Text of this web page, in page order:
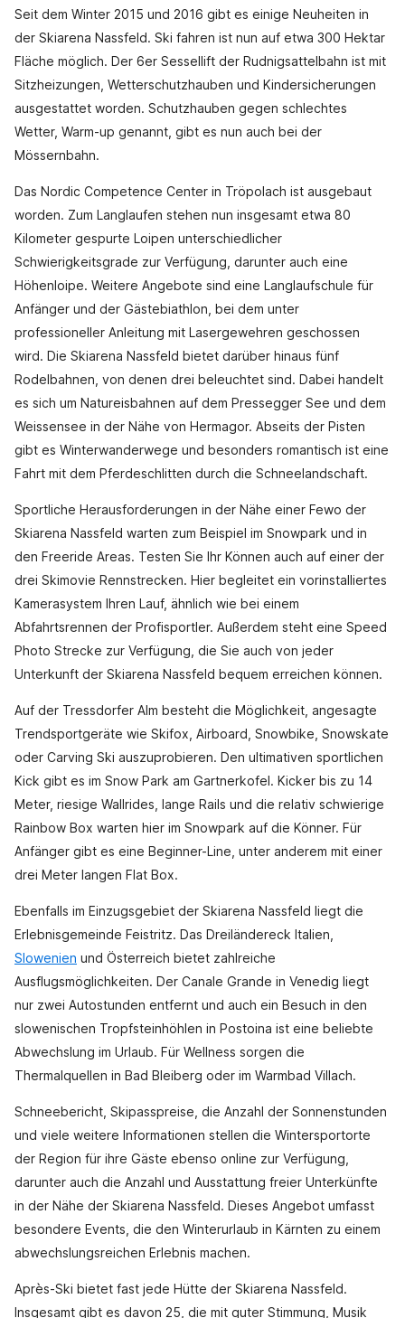
Seit dem Winter 2015 und 2016 gibt es einige Neuheiten in
der Skiarena Nassfeld. Ski fahren ist nun auf etwa 300 Hektar
Fläche möglich. Der 6er Sessellift der Rudnigsattelbahn ist mit
Sitzheizungen, Wetterschutzhauben und Kindersicherungen
ausgestattet worden. Schutzhauben gegen schlechtes
Wetter, Warm-up genannt, gibt es nun auch bei der
Mössernbahn.
Das Nordic Competence Center in Tröpolach ist ausgebaut
worden. Zum Langlaufen stehen nun insgesamt etwa 80
Kilometer gespurte Loipen unterschiedlicher
Schwierigkeitsgrade zur Verfügung, darunter auch eine
Höhenloipe. Weitere Angebote sind eine Langlaufschule für
Anfänger und der Gästebiathlon, bei dem unter
professioneller Anleitung mit Lasergewehren geschossen
wird. Die Skiarena Nassfeld bietet darüber hinaus fünf
Rodelbahnen, von denen drei beleuchtet sind. Dabei handelt
es sich um Natureisbahnen auf dem Pressegger See und dem
Weissensee in der Nähe von Hermagor. Abseits der Pisten
gibt es Winterwanderwege und besonders romantisch ist eine
Fahrt mit dem Pferdeschlitten durch die Schneelandschaft.
Sportliche Herausforderungen in der Nähe einer Fewo der
Skiarena Nassfeld warten zum Beispiel im Snowpark und in
den Freeride Areas. Testen Sie Ihr Können auch auf einer der
drei Skimovie Rennstrecken. Hier begleitet ein vorinstalliertes
Kamerasystem Ihren Lauf, ähnlich wie bei einem
Abfahrtsrennen der Profisportler. Außerdem steht eine Speed
Photo Strecke zur Verfügung, die Sie auch von jeder
Unterkunft der Skiarena Nassfeld bequem erreichen können.
Auf der Tressdorfer Alm besteht die Möglichkeit, angesagte
Trendsportgeräte wie Skifox, Airboard, Snowbike, Snowskate
oder Carving Ski auszuprobieren. Den ultimativen sportlichen
Kick gibt es im Snow Park am Gartnerkofel. Kicker bis zu 14
Meter, riesige Wallrides, lange Rails und die relativ schwierige
Rainbow Box warten hier im Snowpark auf die Könner. Für
Anfänger gibt es eine Beginner-Line, unter anderem mit einer
drei Meter langen Flat Box.
Ebenfalls im Einzugsgebiet der Skiarena Nassfeld liegt die
Erlebnisgemeinde Feistritz. Das Dreiländereck Italien,
Slowenien und Österreich bietet zahlreiche
Ausflugsmöglichkeiten. Der Canale Grande in Venedig liegt
nur zwei Autostunden entfernt und auch ein Besuch in den
slowenischen Tropfsteinhöhlen in Postoina ist eine beliebte
Abwechslung im Urlaub. Für Wellness sorgen die
Thermalquellen in Bad Bleiberg oder im Warmbad Villach.
Schneebericht, Skipasspreise, die Anzahl der Sonnenstunden
und viele weitere Informationen stellen die Wintersportorte
der Region für ihre Gäste ebenso online zur Verfügung,
darunter auch die Anzahl und Ausstattung freier Unterkünfte
in der Nähe der Skiarena Nassfeld. Dieses Angebot umfasst
besondere Events, die den Winterurlaub in Kärnten zu einem
abwechslungsreichen Erlebnis machen.
Après-Ski bietet fast jede Hütte der Skiarena Nassfeld.
Insgesamt gibt es davon 25, die mit guter Stimmung, Musik